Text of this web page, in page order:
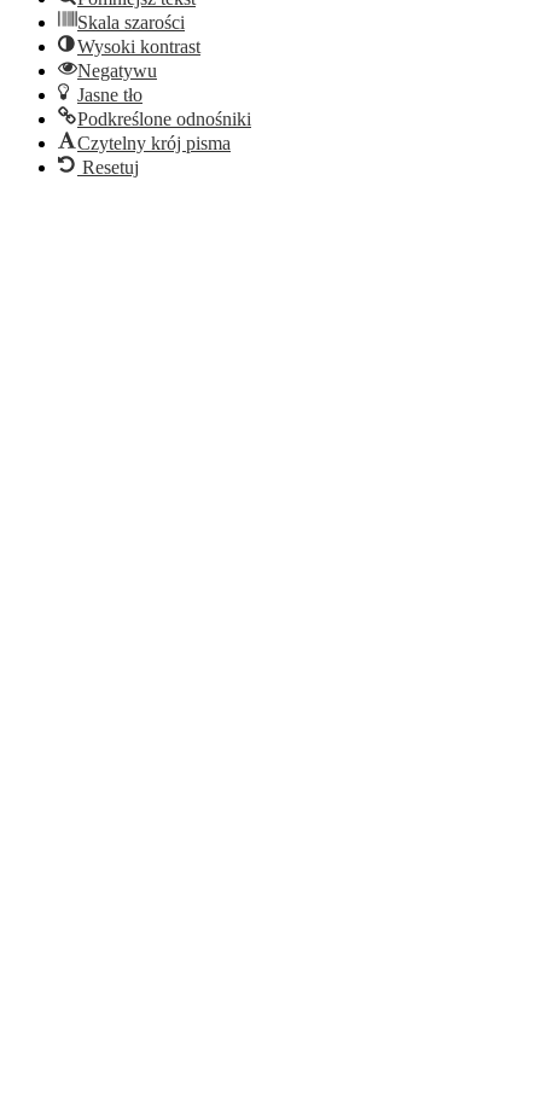
Skala szarości
Wysoki kontrast
Negatywu
Jasne tło
Podkreślone odnośniki
Czytelny krój pisma
Resetuj